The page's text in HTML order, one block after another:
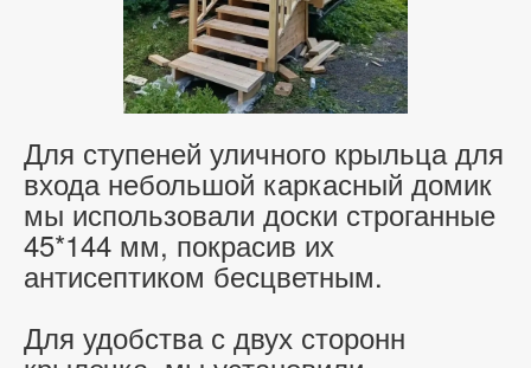
Для ступеней уличного крыльца для
входа небольшой каркасный домик
мы использовали доски строганные
45*144 мм, покрасив их
антисептиком бесцветным.
Для удобства с двух сторонн